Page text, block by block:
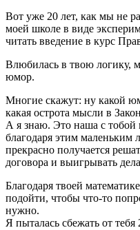
Вот уже 20 лет, как мы не
моей школе в виде
читать введение в курс
Влюбилась в твою логику,
юмор.
Многие скажут: ну какой
какая острота мысли в
А я знаю. Это наша с тобой
благодаря этим маленьким
прекрасно получается
договора и выигрывать
Благодаря твоей
подойти, чтобы что-то
нужно.
Я пыталась сбежать от